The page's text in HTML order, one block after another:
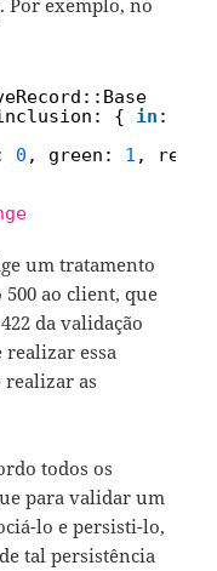
. Por exemplo, no
{ in :
0 , green: 1 , red:
um tratamento
ao client, que
da validação
realizar essa
realizar as
todos os
para validar um
lo e persisti-lo,
tal persistência